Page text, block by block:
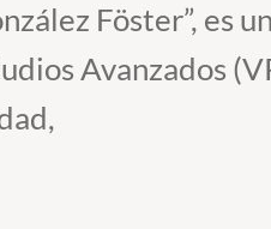
Föster”, es
Avanzados